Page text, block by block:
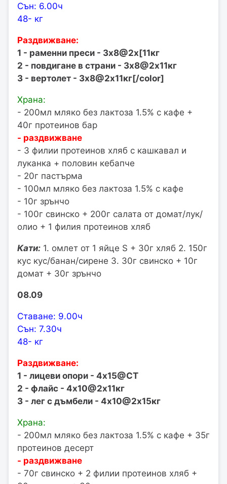
Сън: 6.00ч
48- кг
Раздвижване:
1 - раменни преси - 3х8@2х[11кг
2 - повдигане в страни - 3х8@2х11кг
3 - вертолет - 3х8@2х11кг[/color]
Храна:
- 200мл мляко без лактоза 1.5% с кафе +
40г протеинов бар
- раздвижване
- 3 филии протеинов хляб с кашкавал и
луканка + половин кебапче
- 20г пастърма
- 100мл мляко без лактоза 1.5% с кафе
- 10г зрънчо
- 100г свинско + 200г салата от домат/лук/
олио + 1 филия протеинов хляб
Кати: 1. омлет от 1 яйце S + 30г хляб 2. 150г
кус кус/банан/сирене 3. 30г свинско + 10г
домат + 30г зрънчо
08.09
Ставане: 9.00ч
Сън: 7.30ч
48- кг
Раздвижване:
1 - лицеви опори - 4х15@СТ
2 - флайс - 4х10@2х11кг
3 - лег с дъмбели - 4х10@2х15кг
Храна:
- 200мл мляко без лактоза 1.5% с кафе + 35г
протеинов десерт
- раздвижване
- 70г свинско + 2 филии протеинов хляб +